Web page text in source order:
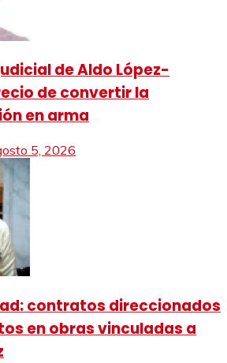
de Aldo López-
de convertir la
en arma
5, 2026
contratos direccionados
en obras vinculadas a